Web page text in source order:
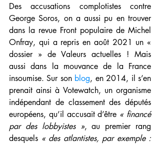
Des accusations complotistes contre
George Soros, on a aussi pu en trouver
dans la revue Front populaire de Michel
Onfray, qui a repris en août 2021 un «
dossier » de Valeurs actuelles ! Mais
aussi dans la mouvance de la France
insoumise. Sur son blog, en 2014, il s’en
prenait ainsi à Votewatch, un organisme
indépendant de classement des députés
européens, qu’il accusait d’être « financé
par des lobbyistes », au premier rang
desquels « des atlantistes, par exemple :